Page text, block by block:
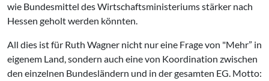
wie Bundesmittel des Wirt­schaftsministeriums stärker nach
Hessen geholt werden könnten.
All dies ist für Ruth Wagner nicht nur eine Frage von "Mehr” in
eigenem Land, sondern auch eine von Koordi­nation zwischen
den einzelnen Bun­desländern und in der gesamten EG. Motto: